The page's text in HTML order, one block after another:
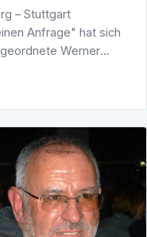
– Stuttgart
Anfrage" hat sich
Werner